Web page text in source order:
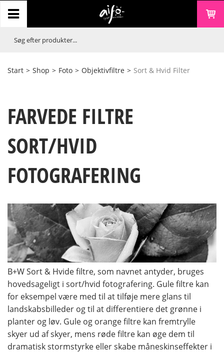
Start > Shop > Foto > Objektivfiltre > Sort & Hvid Filter
FARVEDE FILTRE
SORT/HVID
FOTOGRAFERING
B+W Sort & Hvide filtre, som navnet antyder, bruges
hovedsageligt i sort/hvid fotografering. Gule filtre kan
for eksempel være med til at tilføje mere glans til
landskabsbilleder og til at differentiere det grønne i
planter og løv. Gule og orange filtre kan fremtrylle
skyer ud af skyer, mens røde filtre kan øge dem til
dramatisk stormstyrke eller skabe måneskinseffekter i